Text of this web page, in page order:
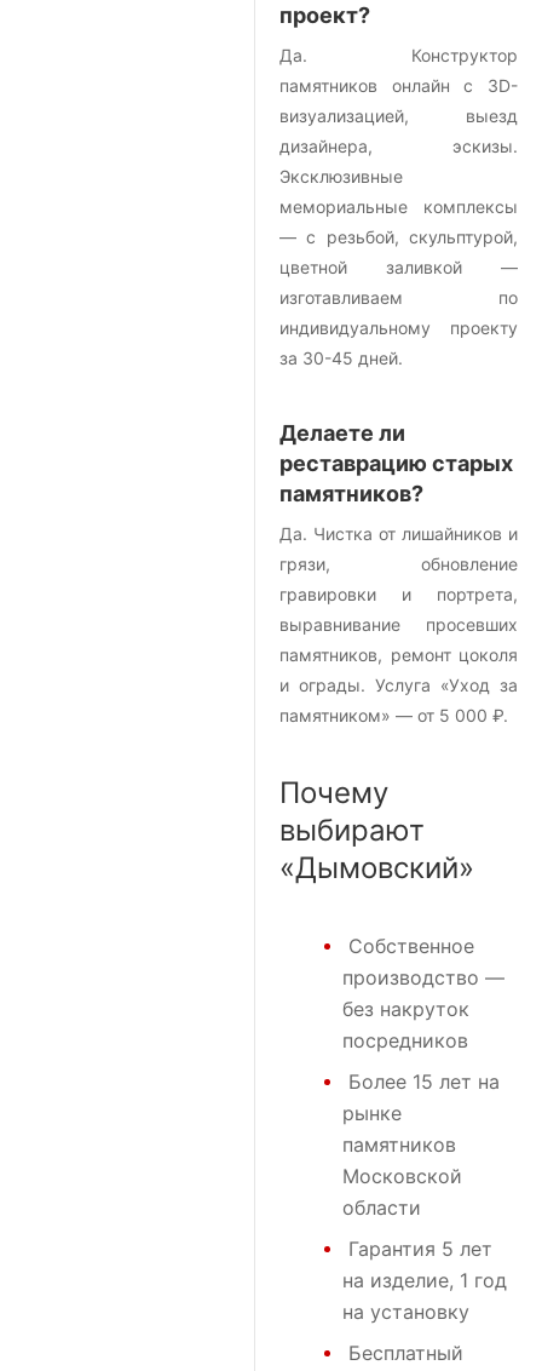
проект?
Да. Конструктор
памятников онлайн с 3D-
визуализацией, выезд
дизайнера, эскизы.
Эксклюзивные
мемориальные комплексы
— с резьбой, скульптурой,
цветной заливкой —
изготавливаем по
индивидуальному проекту
за 30-45 дней.
Делаете ли
реставрацию старых
памятников?
Да. Чистка от лишайников и
грязи, обновление
гравировки и портрета,
выравнивание просевших
памятников, ремонт цоколя
и ограды. Услуга «Уход за
памятником» — от 5 000 ₽.
Почему
выбирают
«Дымовский»
Собственное
производство —
без накруток
посредников
Более 15 лет на
рынке
памятников
Московской
области
Гарантия 5 лет
на изделие, 1 год
на установку
Бесплатный